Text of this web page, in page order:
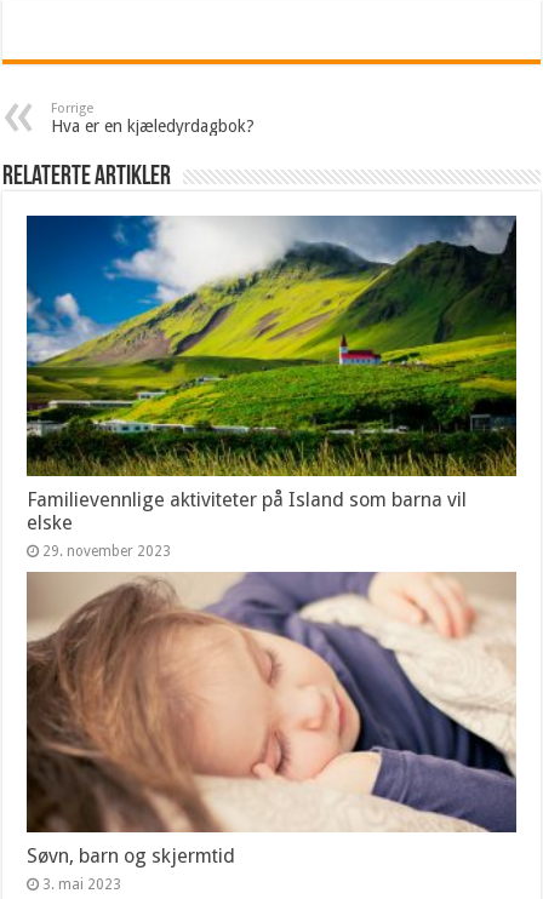
Forrige
Hva er en kjæledyrdagbok?
Relaterte artikler
Familievennlige aktiviteter på Island som barna vil
elske
29. november 2023
Søvn, barn og skjermtid
3. mai 2023